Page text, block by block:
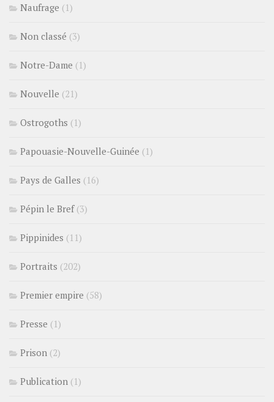
Naufrage (1)
Non classé (3)
Notre-Dame (1)
Nouvelle (21)
Ostrogoths (1)
Papouasie-Nouvelle-Guinée (1)
Pays de Galles (16)
Pépin le Bref(3)
Pippinides (11)
Portraits (202)
Premier empire (58)
Presse (1)
Prison (2)
Publication (1)